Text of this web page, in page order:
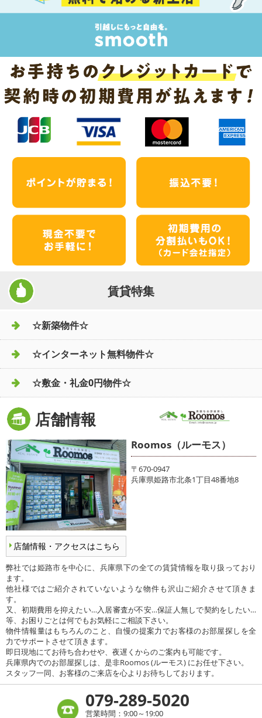
賃貸特集
☆新築物件☆
☆インターネット無料物件☆
☆敷金・礼金0円物件☆
店舗情報
店舗情報・アクセスはこちら
Roomos（ルーモス）
〒670-0947
兵庫県姫路市北条1丁目48番地8
弊社では姫路市を中心に、兵庫県下の全ての賃貸情報を取り扱っており
ます。
他社様ではご紹介されていないような物件も沢山ご紹介させて頂きま
す。
又、初期費用を抑えたい…入居審査が不安…保証人無しで契約をしたい…
等、お困りごとは何でもお気軽にご相談下さい。
物件情報量はもちろんのこと、自慢の提案力でお客様のお部屋探しを全
力でサポートさせて頂きます。
即日現地にてお待ち合わせや、夜遅くからのご案内も可能です。
兵庫県内でのお部屋探しは、是非Roomos (ルーモス) にお任せ下さい。
スタッフ一同、お客様のご来店を心よりお待ちしております。
079-289-5020
営業時間：9:00～19:00